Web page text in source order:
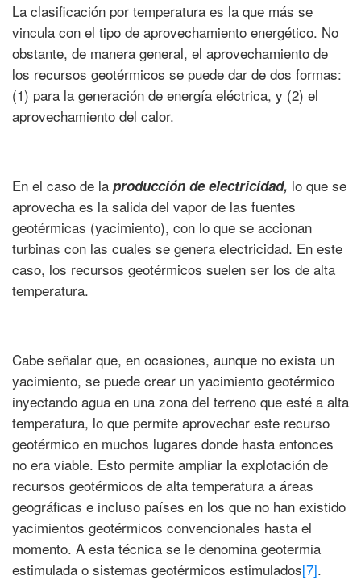
La clasificación por temperatura es la que más se
vincula con el tipo de aprovechamiento energético. No
obstante, de manera general, el aprovechamiento de
los recursos geotérmicos se puede dar de dos formas:
(1) para la generación de energía eléctrica, y (2) el
aprovechamiento del calor.
En el caso de la producción de electricidad, lo que se
aprovecha es la salida del vapor de las fuentes
geotérmicas (yacimiento), con lo que se accionan
turbinas con las cuales se genera electricidad. En este
caso, los recursos geotérmicos suelen ser los de alta
temperatura.
Cabe señalar que, en ocasiones, aunque no exista un
yacimiento, se puede crear un yacimiento geotérmico
inyectando agua en una zona del terreno que esté a alta
temperatura, lo que permite aprovechar este recurso
geotérmico en muchos lugares donde hasta entonces
no era viable. Esto permite ampliar la explotación de
recursos geotérmicos de alta temperatura a áreas
geográficas e incluso países en los que no han existido
yacimientos geotérmicos convencionales hasta el
momento. A esta técnica se le denomina geotermia
estimulada o sistemas geotérmicos estimulados[7].